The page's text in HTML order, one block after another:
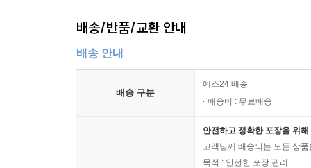
배송/반품/교환 안내
배송 안내
배송 구분
예스24 배송
배송비 : 무료배송
안전하고 정확한 포장을 위
고객님께 배송되는 모든 상
목적 : 안전한 포장 관리